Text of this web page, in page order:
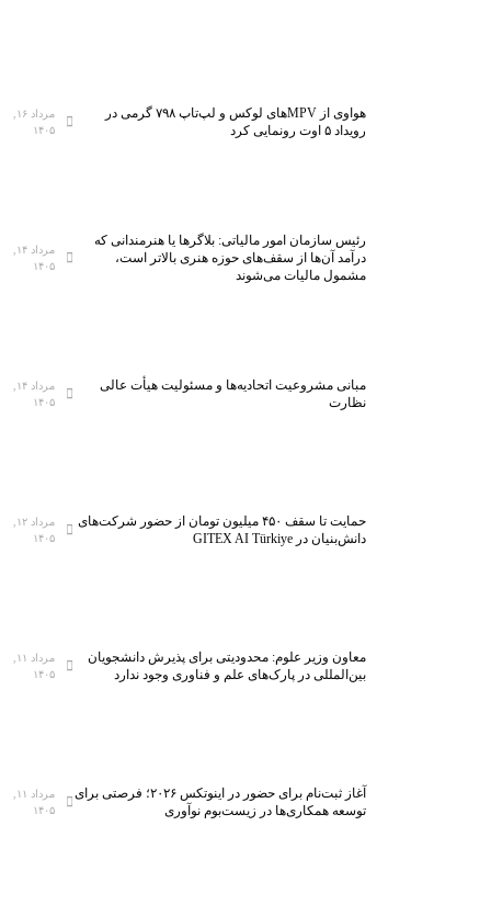
هواوی از MPVهای لوکس و لپ‌تاپ ۷۹۸ گرمی در
رویداد ۵ اوت رونمایی کرد
۱۴۰۵
رئیس سازمان امور مالیاتی: بلاگر‌ها یا هنرمندانی که
درآمد آن‌ها از سقف‌های حوزه هنری بالاتر است،
مشمول مالیات می‌شوند
۱۴۰۵
مبانی مشروعیت اتحادیه‌ها و مسئولیت هیأت عالی
نظارت
۱۴۰۵
حمایت تا سقف ۴۵۰ میلیون تومان از حضور شرکت‌های
دانش‌بنیان در GITEX AI Türkiye
۱۴۰۵
معاون وزیر علوم: محدودیتی برای پذیرش دانشجویان
بین‌المللی در پارک‌های علم و فناوری وجود ندارد
۱۴۰۵
آغاز ثبت‌نام برای حضور در اینوتکس ۲۰۲۶؛ فرصتی برای
توسعه همکاری‌ها در زیست‌بوم نوآوری
۱۴۰۵